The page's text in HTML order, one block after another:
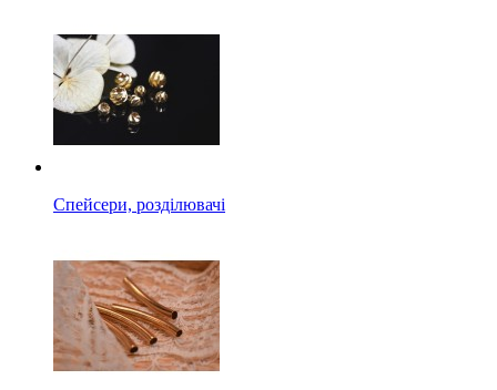
Спейсери, розділювачі